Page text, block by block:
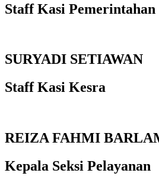
Staff Kasi Pemerintahan
SURYADI SETIAWAN
Staff Kasi Kesra
REIZA FAHMI
Kepala Seksi Pelayanan